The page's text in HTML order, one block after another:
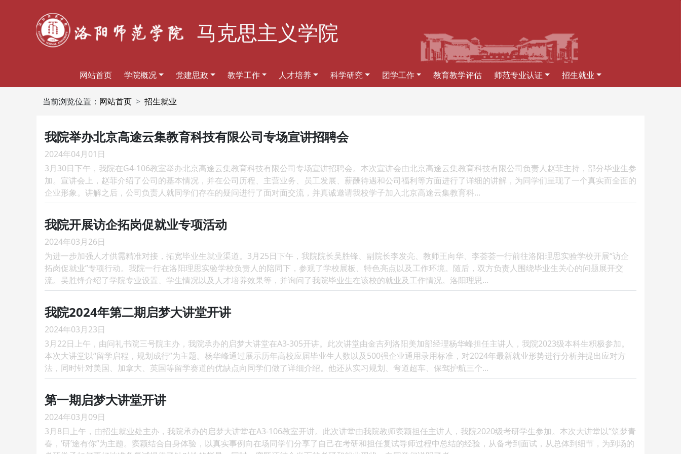
马克思主义学院
网站首页 学院概况 党建思政 教学工作 人才培养 科学研究 团学工作 教育教学评估 师范专业认证 招生就业
当前浏览位置： 网站首页 招生就业
我院举办北京高途云集教育科技有限公司专场宣讲招聘会
2024年04月01日
3月30日下午，我院在G4-106教室举办北京高途云集教育科技有限公司专场宣讲招聘会。本次宣讲会由北京高途云集教育科技有限公司负责人赵菲主持，部分毕业生参
加。宣讲会上，赵菲介绍了公司的基本情况，并在公司历程、主营业务、员工发展、薪酬待遇和公司福利等方面进行了详细的讲解，为同学们呈现了一个真实而全面的
企业形象。讲解之后，公司负责人就同学们存在的疑问进行了面对面交流，并真诚邀请我校学子加入北京高途云集教育科...
我院开展访企拓岗促就业专项活动
2024年03月26日
为进一步加强人才供需精准对接，拓宽毕业生就业渠道。3月25日下午，我院院长吴胜锋、副院长李发亮、教师王向华、李荟荟一行前往洛阳理思实验学校开展“访企
拓岗促就业”专项行动。我院一行在洛阳理思实验学校负责人的陪同下，参观了学校展板、特色亮点以及工作环境。随后，双方负责人围绕毕业生关心的问题展开交
流。吴胜锋介绍了学院专业设置、学生情况以及人才培养效果等，并询问了我院毕业生在该校的就业及工作情况。洛阳理思...
我院2024年第二期启梦大讲堂开讲
2024年03月23日
3月22日上午，由问礼书院三号院主办，我院承办的启梦大讲堂在A3-305开讲。此次讲堂由金吉列洛阳美加部经理杨华峰担任主讲人，我院2023级本科生积极参加。
本次大讲堂以“留学启程，规划成行”为主题。杨华峰通过展示历年高校应届毕业生人数以及500强企业通用录用标准，对2024年最新就业形势进行分析并提出应对方
法，同时针对美国、加拿大、英国等留学赛道的优缺点向同学们做了详细介绍。他还从实习规划、弯道超车、保驾护航三个...
第一期启梦大讲堂开讲
2024年03月09日
3月8日上午，由招生就业处主办，我院承办的启梦大讲堂在A3-106教室开讲。此次讲堂由我院教师窦颖担任主讲人，我院2020级考研学生参加。本次大讲堂以“筑梦青
春，‘研’途有你”为主题。窦颖结合自身体验，以真实事例向在场同学们分享了自己在考研和担任复试导师过程中总结的经验，从备考到面试，从总体到细节，为到场的